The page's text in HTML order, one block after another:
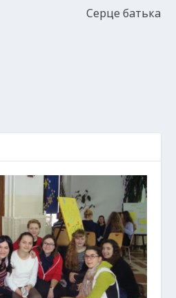
Серце батька